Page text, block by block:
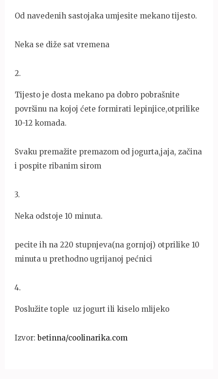
Od navedenih sastojaka umjesite mekano tijesto.
Neka se diže sat vremena
2.
Tijesto je dosta mekano pa dobro pobrašnite
površinu na kojoj ćete formirati lepinjice,otprilike
10-12 komada.
Svaku premažite premazom od jogurta,jaja, začina
i pospite ribanim sirom
3.
Neka odstoje 10 minuta.
pecite ih na 220 stupnjeva(na gornjoj) otprilike 10
minuta u prethodno ugrijanoj pećnici
4.
Poslužite tople uz jogurt ili kiselo mlijeko
Izvor: betinna/coolinarika.com